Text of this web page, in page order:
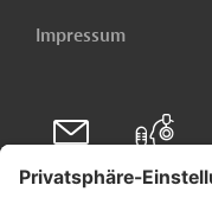
Impressum